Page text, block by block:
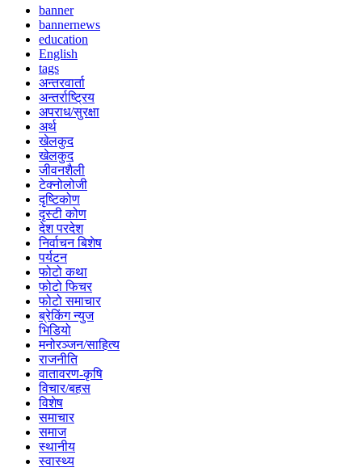
banner
bannernews
education
English
tags
अन्तरवार्ता
अन्तर्राष्ट्रिय
अपराध/सुरक्षा
अर्थ
खेलकुद
खेलकुद
जीवनशैली
टेक्नोलोजी
दृष्टिकोण
दृस्टी कोण
देश परदेश
निर्वाचन बिशेष
पर्यटन
फोटो कथा
फोटो फिचर
फोटो समाचार
ब्रेकिंग न्युज
भिडियो
मनोरञ्जन/साहित्य
राजनीति
वातावरण-कृषि
विचार/बहस
विशेष
समाचार
समाज
स्थानीय
स्वास्थ्य